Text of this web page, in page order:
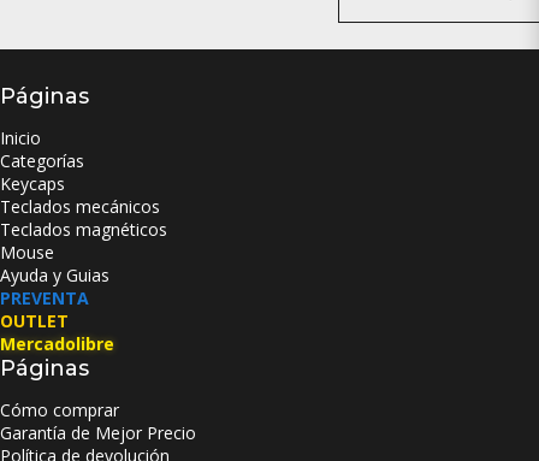
Páginas
Inicio
Categorías
Keycaps
Teclados mecánicos
Teclados magnéticos
Mouse
Ayuda y Guias
PREVENTA
OUTLET
Mercadolibre
Páginas
Cómo comprar
Garantía de Mejor Precio
Política de devolución